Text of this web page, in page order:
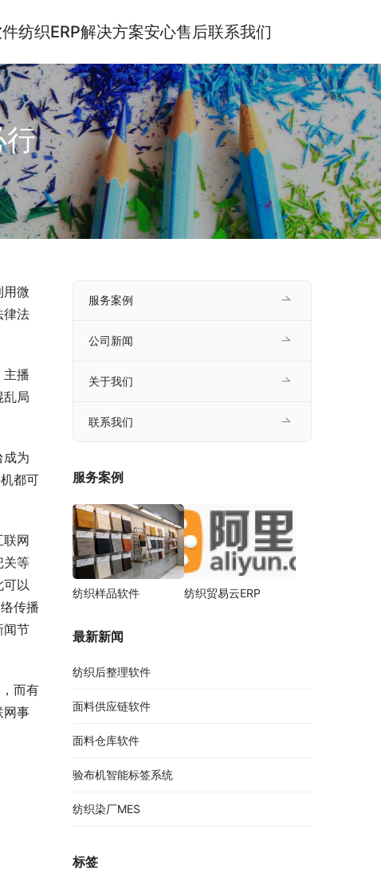
纺织ERP解决方案安心售后联系我们
行
用微
律法
主播
乱局
成为
都可
联网
关等
可以
传播
闻节
而有
网事
服务案例
公司新闻
关于我们
联系我们
服务案例
纺织样品软件 纺织贸易云ERP
最新新闻
纺织后整理软件
面料供应链软件
面料仓库软件
验布机智能标签系统
纺织染厂MES
标签